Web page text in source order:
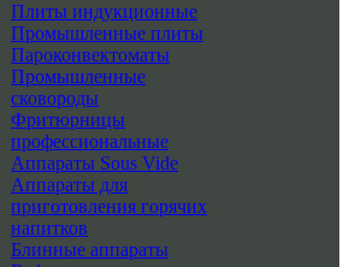
Плиты индукционные
Промышленные плиты
Пароконвектоматы
Промышленные
сковороды
Фритюрницы
профессиональные
Аппараты Sous Vide
Аппараты для
приготовления горячих
напитков
Блинные аппараты